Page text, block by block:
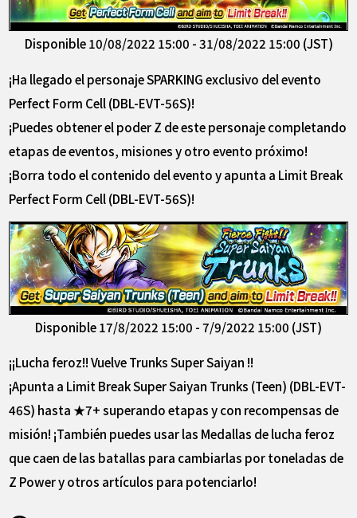
Disponible 10/08/2022 15:00 - 31/08/2022 15:00 (JST)
¡Ha llegado el personaje SPARKING exclusivo del evento
Perfect Form Cell (DBL-EVT-56S)!
¡Puedes obtener el poder Z de este personaje completando
etapas de eventos, misiones y otro evento próximo!
¡Borra todo el contenido del evento y apunta a Limit Break
Perfect Form Cell (DBL-EVT-56S)!
Disponible 17/8/2022 15:00 - 7/9/2022 15:00 (JST)
¡¡Lucha feroz!! Vuelve Trunks Super Saiyan !!
¡Apunta a Limit Break Super Saiyan Trunks (Teen) (DBL-EVT-
46S) hasta ★7+ superando etapas y con recompensas de
misión! ¡También puedes usar las Medallas de lucha feroz
que caen de las batallas para cambiarlas por toneladas de
Z Power y otros artículos para potenciarlo!